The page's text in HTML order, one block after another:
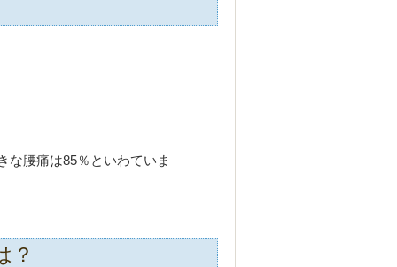
な腰痛は85％といわていま
？